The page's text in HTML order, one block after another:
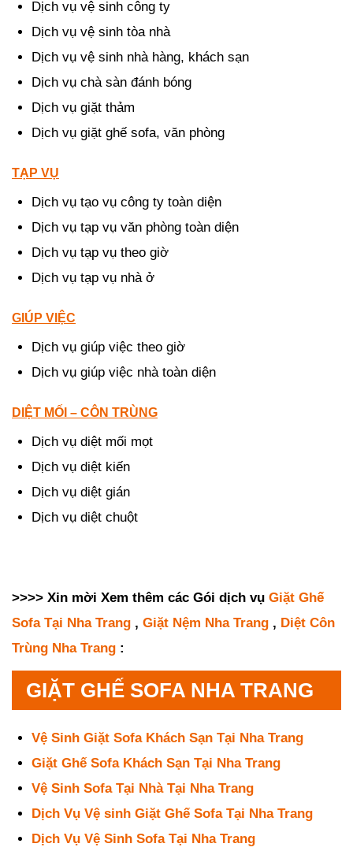
Dịch vụ vệ sinh công ty
Dịch vụ vệ sinh tòa nhà
Dịch vụ vệ sinh nhà hàng, khách sạn
Dịch vụ chà sàn đánh bóng
Dịch vụ giặt thảm
Dịch vụ giặt ghế sofa, văn phòng
TẠP VỤ
Dịch vụ tạo vụ công ty toàn diện
Dịch vụ tạp vụ văn phòng toàn diện
Dịch vụ tạp vụ theo giờ
Dịch vụ tạp vụ nhà ở
GIÚP VIỆC
Dịch vụ giúp việc theo giờ
Dịch vụ giúp việc nhà toàn diện
DIỆT MỐI – CÔN TRÙNG
Dịch vụ diệt mối mọt
Dịch vụ diệt kiến
Dịch vụ diệt gián
Dịch vụ diệt chuột
>>>> Xin mời Xem thêm các Gói dịch vụ Giặt Ghế
Sofa Tại Nha Trang , Giặt Nệm Nha Trang , Diệt Côn
Trùng Nha Trang :
GIẶT GHẾ SOFA NHA TRANG
Vệ Sinh Giặt Sofa Khách Sạn Tại Nha Trang
Giặt Ghế Sofa Khách Sạn Tại Nha Trang
Vệ Sinh Sofa Tại Nhà Tại Nha Trang
Dịch Vụ Vệ sinh Giặt Ghế Sofa Tại Nha Trang
Dịch Vụ Vệ Sinh Sofa Tại Nha Trang